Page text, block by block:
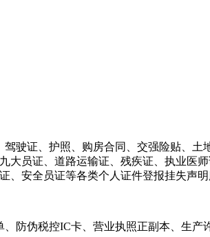
驶证、护照、购房合同、交强险贴、
员证、道路运输证、残疾证、执业医
安全员证等各类个人证件登报挂失声明
防伪税控IC卡、营业执照正副本、生